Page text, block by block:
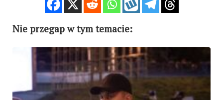
Nie przegap w tym temacie: